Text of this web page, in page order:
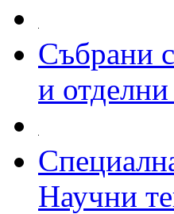
Събрани
и
Научни